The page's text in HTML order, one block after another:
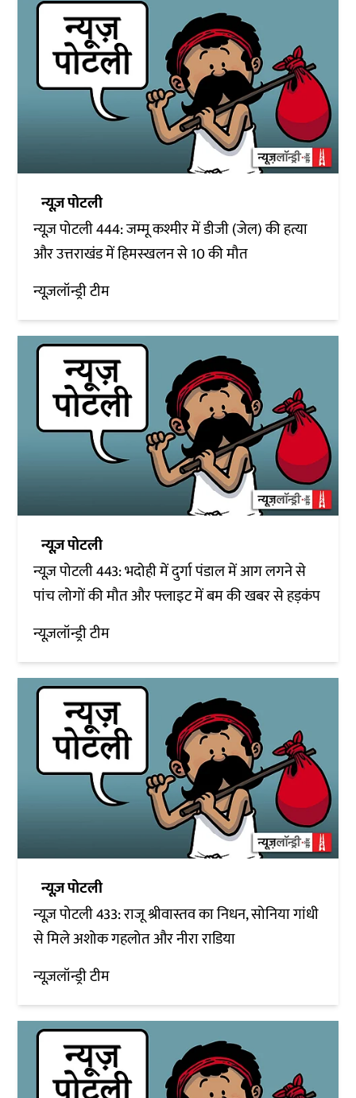
न्यूज़ पोटली
न्यूज़ पोटली 444: जम्मू कश्मीर में डीजी (जेल) की हत्या
और उत्तराखंड में हिमस्खलन से 10 की मौत
न्यूज़लॉन्ड्री टीम
न्यूज़ पोटली
न्यूज़ पोटली 443: भदोही में दुर्गा पंडाल में आग लगने से
पांच लोगों की मौत और फ्लाइट में बम की खबर से हड़कंप
न्यूज़लॉन्ड्री टीम
न्यूज़ पोटली
न्यूज़ पोटली 433: राजू श्रीवास्तव का निधन, सोनिया गांधी
से मिले अशोक गहलोत और नीरा राडिया
न्यूज़लॉन्ड्री टीम